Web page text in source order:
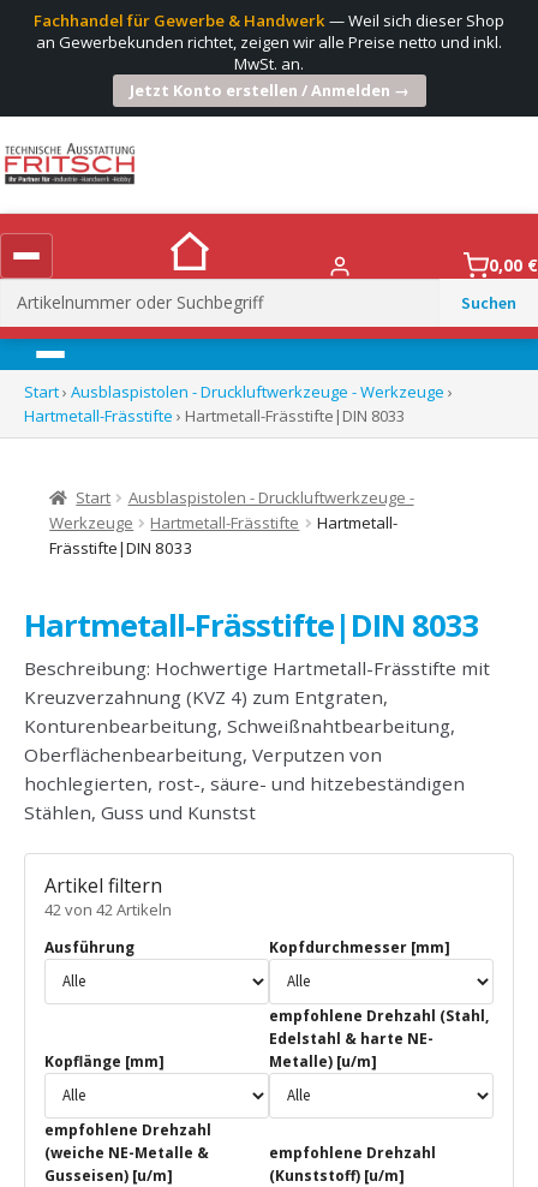
Fachhandel für Gewerbe & Handwerk— Weil sich dieser Shop
an Gewerbekunden richtet, zeigen wir alle Preise netto und inkl.
MwSt. an.
Jetzt Konto erstellen / Anmelden →
Suchen
nach:
0,00 €
Menü
Start› Ausblaspistolen - Druckluftwerkzeuge - Werkzeuge ›
Hartmetall-Frässtifte › Hartmetall-Frässtifte|DIN 8033
Start
Ausblaspistolen - Druckluftwerkzeuge -
Werkzeuge
Hartmetall-Frässtifte
Hartmetall-
Frässtifte|DIN 8033
Hartmetall-Frässtifte|DIN 8033
Beschreibung: Hochwertige Hartmetall-Frässtifte mit
Kreuzverzahnung (KVZ 4) zum Entgraten,
Konturenbearbeitung, Schweißnahtbearbeitung,
Oberflächenbearbeitung, Verputzen von
hochlegierten, rost-, säure- und hitzebeständigen
Stählen, Guss und Kunstst
Artikel filtern
42 von 42 Artikeln
Ausführung Kopfdurchmesser [mm]
Kopflänge [mm]
empfohlene Drehzahl (Stahl,
Edelstahl & harte NE-
Metalle) [u/m]
empfohlene Drehzahl
(weiche NE-Metalle &
Gusseisen) [u/m]
empfohlene Drehzahl
(Kunststoff) [u/m]